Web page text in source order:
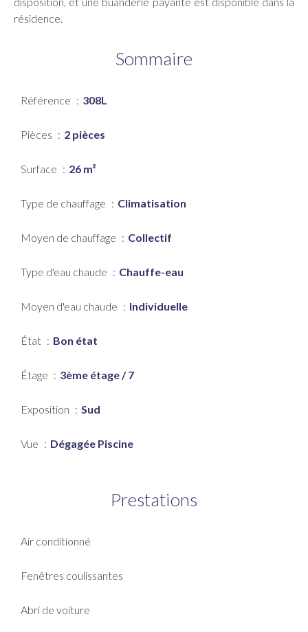
résidence.
Sommaire
Référence 308L
Pièces 2 pièces
Surface 26 m²
Type de chauffage Climatisation
Moyen de chauffage Collectif
Type d'eau chaude Chauffe-eau
Moyen d'eau chaude Individuelle
État Bon état
Étage 3ème étage / 7
Exposition Sud
Vue Dégagée Piscine
Prestations
Air conditionné
Fenêtres coulissantes
Abri de voiture